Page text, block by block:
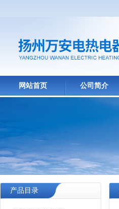
网站首页 公司简介
产品目录